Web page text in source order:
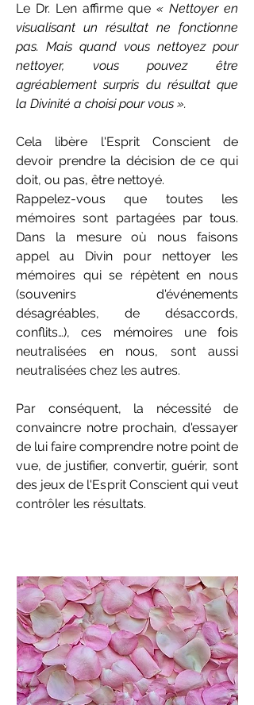
Le Dr. Len affirme que« Nettoyer en
visualisant un résultat ne fonctionne
pas. Mais quand vous nettoyez pour
nettoyer, vous pouvez être
agréablement surpris du résultat que
la Divinité a choisi pour vous ».
Cela libère l'Esprit Conscient de
devoir prendre la décision de ce qui
doit, ou pas, être nettoyé.
Rappelez-vous que toutes les
mémoires sont partagées par tous.
Dans la mesure où nous faisons
appel au Divin pour nettoyer les
mémoires qui se répètent en nous
(souvenirs d'événements
désagréables, de désaccords,
conflits…), ces mémoires une fois
neutralisées en nous, sont aussi
neutralisées chez les autres.
Par conséquent, la nécessité de
convaincre notre prochain, d'essayer
de lui faire comprendre notre point de
vue, de justifier, convertir, guérir, sont
des jeux de l'Esprit Conscient qui veut
contrôler les résultats.